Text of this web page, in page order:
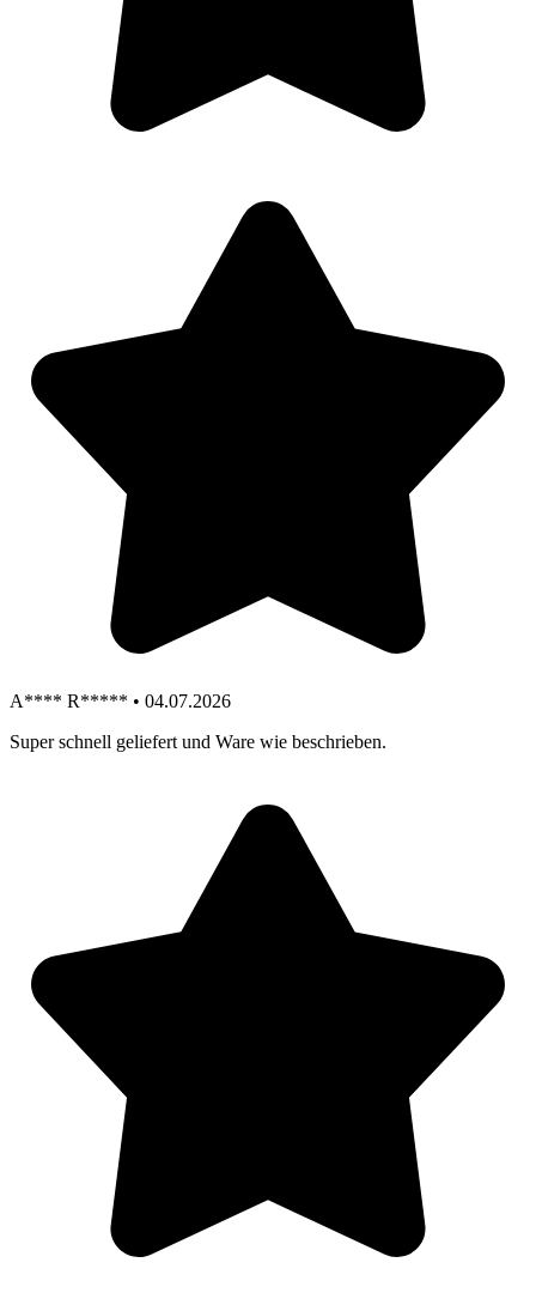
A**** R***** • 04.07.2026
Super schnell geliefert und Ware wie beschrieben.